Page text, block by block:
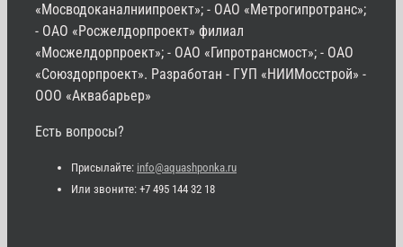
«Мосводоканалниипроект»; - ОАО «Метрогипротранс»;
- ОАО «Росжелдорпроект» филиал
«Мосжелдорпроект»; - ОАО «Гипротрансмост»; - ОАО
«Союздорпроект». Разработан - ГУП «НИИМосстрой» -
ООО «Аквабарьер»
Есть вопросы?
Присылайте: info@aquashponka.ru
Или звоните: +7 495 144 32 18